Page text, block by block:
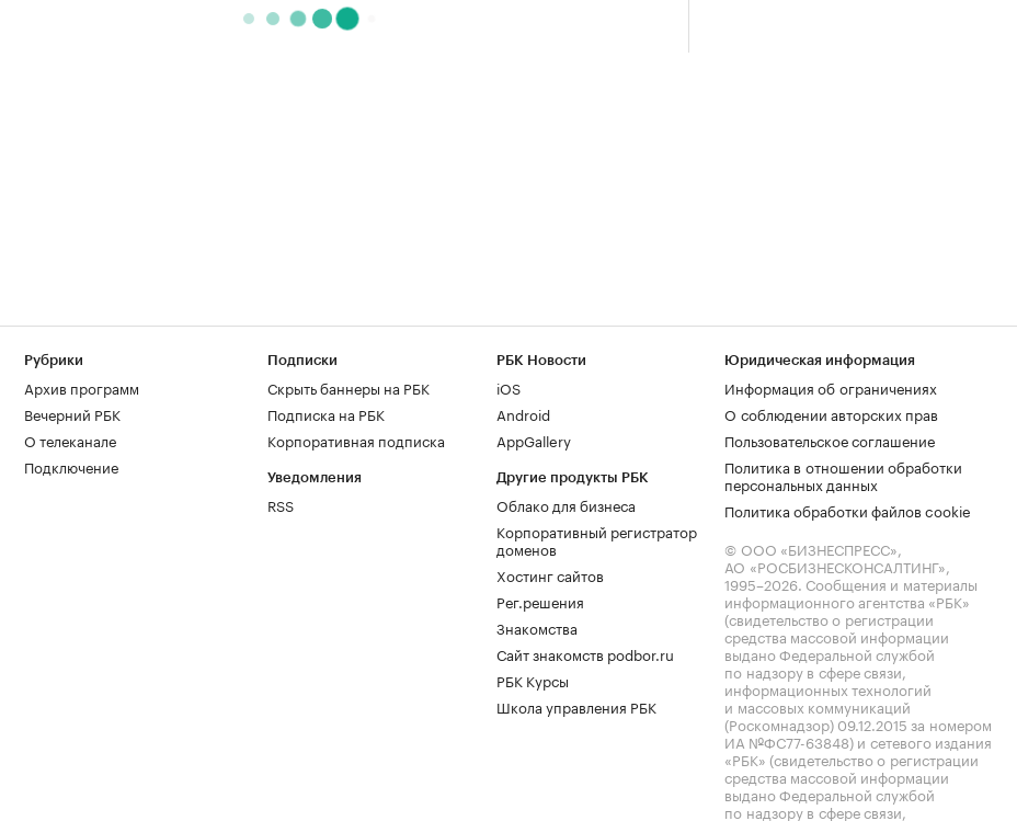
Рубрики
Архив программ
Вечерний РБК
О телеканале
Подключение
Подписки
Скрыть баннеры на РБК
Подписка на РБК
Корпоративная подписка
Уведомления
RSS
РБК Новости
iOS
Android
AppGallery
Другие продукты РБК
Облако для бизнеса
Корпоративный регистратор
доменов
Хостинг сайтов
Рег.решения
Знакомства
Сайт знакомств podbor.ru
РБК Курсы
Школа управления РБК
Юридическая информация
Информация об ограничениях
О соблюдении авторских прав
Пользовательское соглашение
Политика в отношении обработки
персональных данных
Политика обработки файлов cookie
© ООО «БИЗНЕСПРЕСС»,
АО «РОСБИЗНЕСКОНСАЛТИНГ»,
1995–2026. Сообщения и материалы
информационного агентства «РБК»
(свидетельство о регистрации
средства массовой информации
выдано Федеральной службой
по надзору в сфере связи,
информационных технологий
и массовых коммуникаций
(Роскомнадзор) 09.12.2015 за номером
ИА №ФС77-63848) и сетевого издания
«РБК» (свидетельство о регистрации
средства массовой информации
выдано Федеральной службой
по надзору в сфере связи,